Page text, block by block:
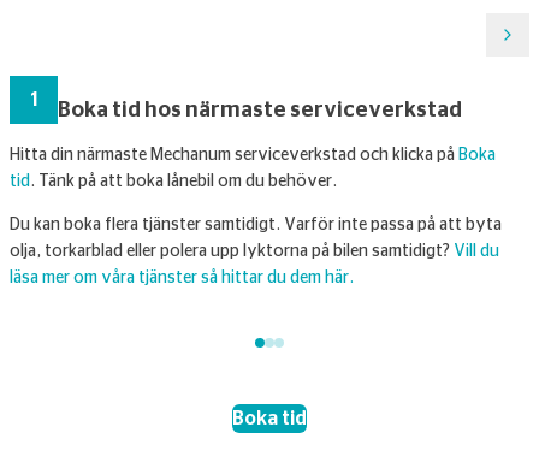
1 Boka tid hos närmaste serviceverkstad
Hitta din närmaste Mechanum serviceverkstad och klicka på Boka
tid . Tänk på att boka lånebil om du behöver.
Du kan boka flera tjänster samtidigt. Varför inte passa på att byta
olja, torkarblad eller polera upp lyktorna på bilen samtidigt? Vill du
läsa mer om våra tjänster så hittar du dem här.
Boka tid